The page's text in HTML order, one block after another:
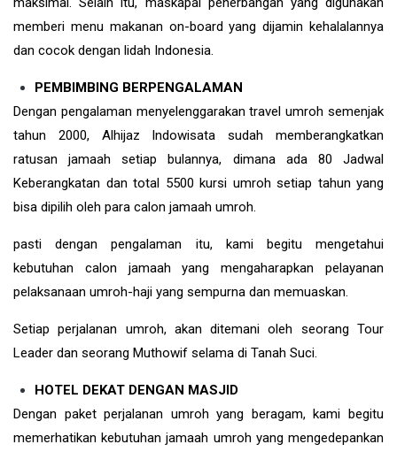
memberi menu makanan on-board yang dijamin kehalalannya
dan cocok dengan lidah Indonesia.
PEMBIMBING BERPENGALAMAN
Dengan pengalaman menyelenggarakan travel umroh semenjak
tahun 2000, Alhijaz Indowisata sudah memberangkatkan
ratusan jamaah setiap bulannya, dimana ada 80 Jadwal
Keberangkatan dan total 5500 kursi umroh setiap tahun yang
bisa dipilih oleh para calon jamaah umroh.
pasti dengan pengalaman itu, kami begitu mengetahui
kebutuhan calon jamaah yang mengaharapkan pelayanan
pelaksanaan umroh-haji yang sempurna dan memuaskan.
Setiap perjalanan umroh, akan ditemani oleh seorang Tour
Leader dan seorang Muthowif selama di Tanah Suci.
HOTEL DEKAT DENGAN MASJID
Dengan paket perjalanan umroh yang beragam, kami begitu
memerhatikan kebutuhan jamaah umroh yang mengedepankan